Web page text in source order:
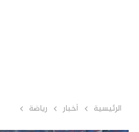
الرئيسية أخبار رياضة